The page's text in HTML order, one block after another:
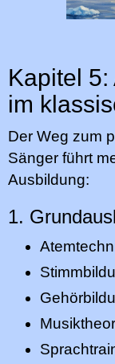
Kapitel
im
Der Weg zum
Sänger führt
Ausbildung:
1.